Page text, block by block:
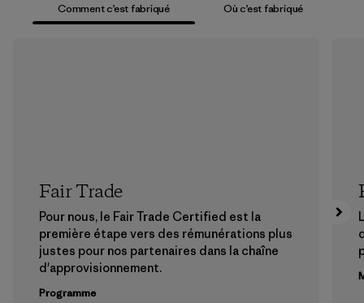
Comment c’est fabriqué Où c’est fabriqué
Fair Trade
Pour nous, le Fair Trade Certified est la
première étape vers des rémunérations plus
justes pour nos partenaires dans la chaîne
d'approvisionnement.
Programme